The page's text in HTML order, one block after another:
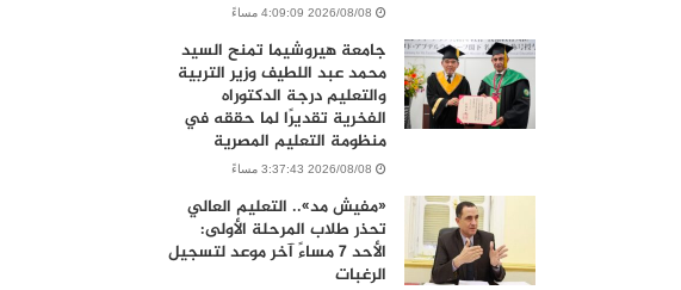
2026/08/08 4:09:09 مساءً
جامعة هيروشيما تمنح السيد
محمد عبد اللطيف وزير التربية
والتعليم درجة الدكتوراه
الفخرية تقديرًا لما حققه في
منظومة التعليم المصرية
2026/08/08 3:37:43 مساءً
«مفيش مد».. التعليم العالي
تحذر طلاب المرحلة الأولى:
الأحد 7 مساءً آخر موعد لتسجيل
الرغبات